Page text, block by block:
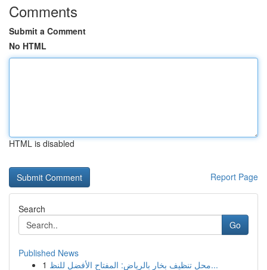
Comments
Submit a Comment
No HTML
HTML is disabled
Report Page
Search
Go
Published News
1
محل تنظيف بخار بالرياض: المفتاح الأفضل للنظ...